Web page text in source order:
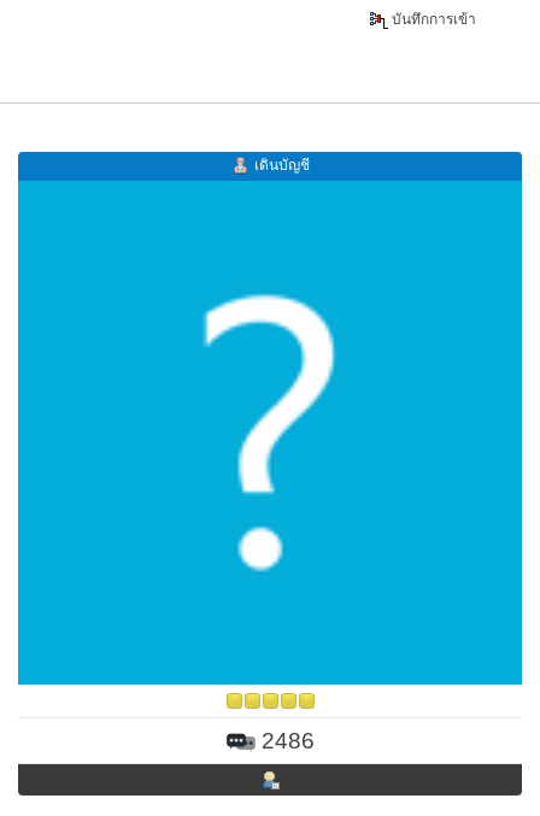
บันทึกการเข้า
เดินบัญชี
2486